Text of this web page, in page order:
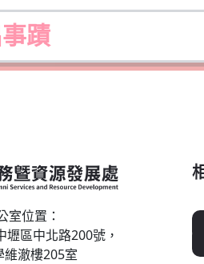
蹟
室位置：
壢區中北路200號，
維澈樓205室